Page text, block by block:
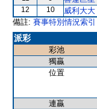
12
10 威利大大
備註: 賽事特別情況索引
派彩
彩池
獨贏
位置
連贏